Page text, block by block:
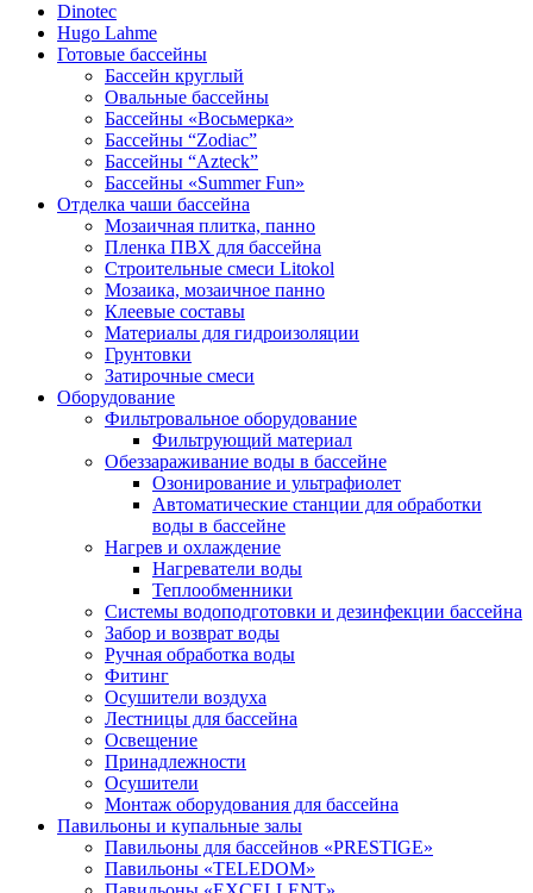
Dinotec
Hugo Lahme
Готовые бассейны
Бассейн круглый
Овальные бассейны
Бассейны «Восьмерка»
Бассейны “Zodiac”
Бассейны “Azteck”
Бассейны «Summer Fun»
Отделка чаши бассейна
Мозаичная плитка, панно
Пленка ПВХ для бассейна
Строительные смеси Litokol
Мозаика, мозаичное панно
Клеевые составы
Материалы для гидроизоляции
Грунтовки
Затирочные смеси
Оборудование
Фильтровальное оборудование
Фильтрующий материал
Обеззараживание воды в бассейне
Озонирование и ультрафиолет
Автоматические станции для обработки
воды в бассейне
Нагрев и охлаждение
Нагреватели воды
Теплообменники
Системы водоподготовки и дезинфекции бассейна
Забор и возврат воды
Ручная обработка воды
Фитинг
Осушители воздуха
Лестницы для бассейна
Освещение
Принадлежности
Осушители
Монтаж оборудования для бассейна
Павильоны и купальные залы
Павильоны для бассейнов «PRESTIGE»
Павильоны «TELEDOM»